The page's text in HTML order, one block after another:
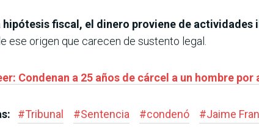
hipótesis fiscal, el dinero proviene de
ese origen que carecen de sustento legal.
Condenan a 25 años de cárcel a un hombre
#Tribunal #Sentencia #condenó #Jaime